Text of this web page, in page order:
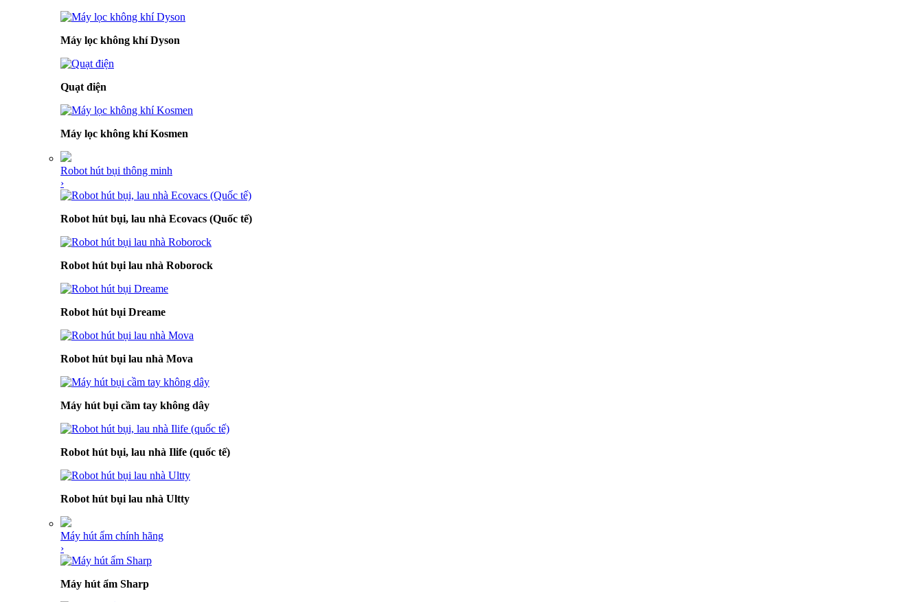
Máy lọc không khí Dyson
Quạt điện
Máy lọc không khí Kosmen
Robot hút bụi thông minh
›
Robot hút bụi, lau nhà Ecovacs (Quốc tế)
Robot hút bụi lau nhà Roborock
Robot hút bụi Dreame
Robot hút bụi lau nhà Mova
Máy hút bụi cầm tay không dây
Robot hút bụi, lau nhà Ilife (quốc tế)
Robot hút bụi lau nhà Ultty
Máy hút ẩm chính hãng
›
Máy hút ẩm Sharp